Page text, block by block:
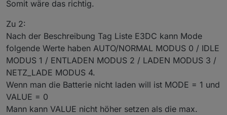
Somit wäre das richtig.
Zu 2:
Nach der Beschreibung Tag Liste E3DC kann Mode
folgende Werte haben AUTO/NORMAL MODUS 0 / IDLE
MODUS 1 / ENTLADEN MODUS 2 / LADEN MODUS 3 /
NETZ_LADE MODUS 4.
Wenn man die Batterie nicht laden will ist MODE = 1 und
VALUE = 0
Mann kann VALUE nicht höher setzen als die max.